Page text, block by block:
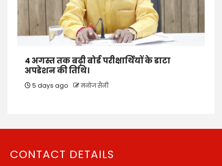
4 अगस्त तक बढ़ी बोर्ड परीक्षार्थियों के डाटा
अपडेशन की तिथि।
5 days ago मनोज सैनी
CONTACT DETAILS